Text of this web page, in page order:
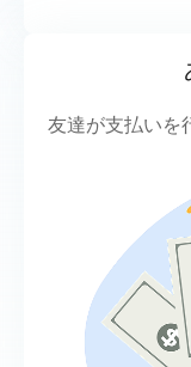
友達が支払いを